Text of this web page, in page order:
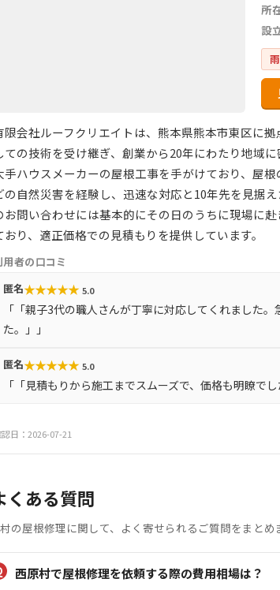
所
設
限会社ルーフクリエイトは、熊本県熊本市東区に
ての技術を受け継ぎ、創業から20年にわたり地域
手ハウスメーカーの屋根工事を手がけており、屋
の自然災害を経験し、迅速な対応と10年先を見据
お問い合わせには基本的にその日のうちに現場に
おり、適正価格での見積もりを提供しています。
用者の口コミ
匿名★★★★★ 5.0
「「親子3代の職人さんが丁寧に対応してくれました
た。」」
匿名★★★★★ 5.0
「「見積もりから施工までスムーズで、価格も明瞭で
日：2026-07-21
くある質問
の屋根修理に関して、よく寄せられるご質問をまとめ
西原村で屋根修理を依頼する際の費用相場は？